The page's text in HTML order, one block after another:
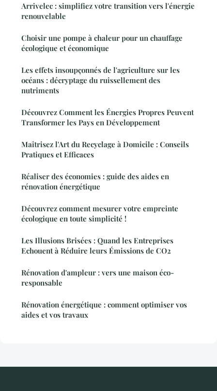
Arrivelec : simplifiez votre transition vers l'énergie
renouvelable
Choisir une pompe à chaleur pour un chauffage
écologique et économique
Les effets insoupçonnés de l'agriculture sur les
océans : décryptage du ruissellement des
nutriments
Découvrez Comment les Énergies Propres Peuvent
Transformer les Pays en Développement
Maîtrisez l'Art du Recyclage à Domicile : Conseils
Pratiques et Efficaces
Réaliser des économies : guide des aides en
rénovation énergétique
Découvrez comment mesurer votre empreinte
écologique en toute simplicité !
Les Illusions Brisées : Quand les Entreprises
Echouent à Réduire leurs Émissions de CO2
Rénovation d'ampleur : vers une maison éco-
responsable
Rénovation énergétique : comment optimiser vos
aides et vos travaux